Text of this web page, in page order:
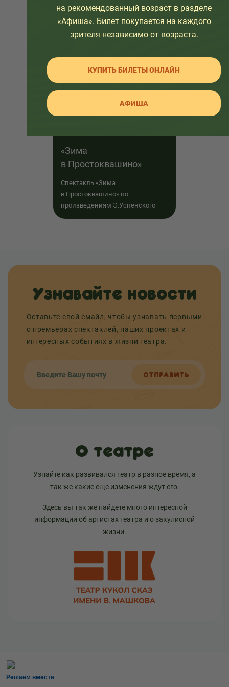
6+
«Зима
в Простоквашино»
Спектакль «Зима
в Простоквашино» по
произведениям Э.Успенского
Узнавайте новости
Оставьте свой емайл, чтобы узнавать первыми
о премьерах спектаклей, наших проектах и
интересных событиях в жизни театра.
ОТПРАВИТЬ
О театре
Узнайте как развивался театр в разное время, а
так же какие еще изменения ждут его.
Здесь вы так же найдете много интересной
информации об артистах театра и о закулисной
жизни.
Решаем вместе
на рекомендованный возраст в разделе
«Афиша». Билет покупается на каждого
зрителя независимо от возраста.
КУПИТЬ БИЛЕТЫ ОНЛАЙН
АФИША